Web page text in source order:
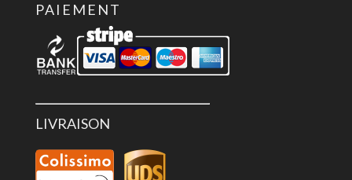
PAIEMENT
LIVRAISON